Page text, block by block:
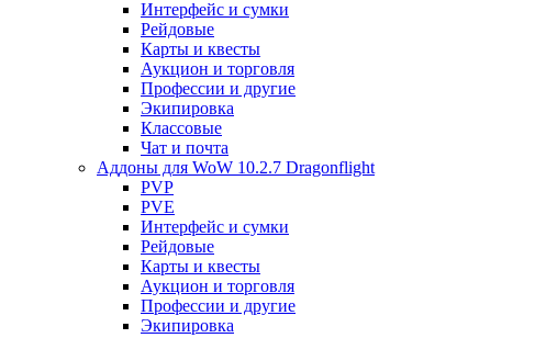
Интерфейс и сумки
Рейдовые
Карты и квесты
Аукцион и торговля
Профессии и другие
Экипировка
Классовые
Чат и почта
Аддоны для WoW 10.2.7 Dragonflight
PVP
PVE
Интерфейс и сумки
Рейдовые
Карты и квесты
Аукцион и торговля
Профессии и другие
Экипировка